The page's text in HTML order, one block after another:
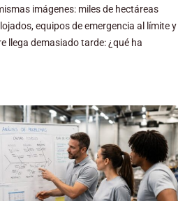
imágenes: miles de hectáreas
equipos de emergencia al límite y
llega demasiado tarde: ¿qué ha